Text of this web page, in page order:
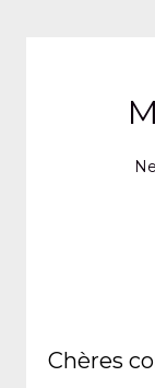
Chères